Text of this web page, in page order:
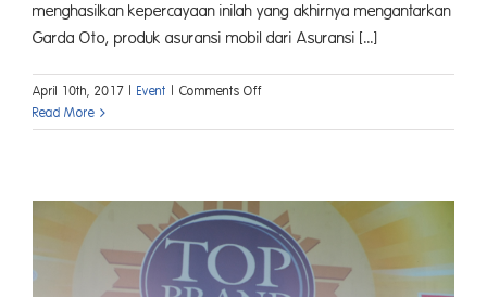
menghasilkan kepercayaan inilah yang akhirnya mengantarkan
Garda Oto, produk asuransi mobil dari Asuransi [...]
April 10th, 2017 Event Comments Offon
Astra
Promoter
Award
2017
Read More